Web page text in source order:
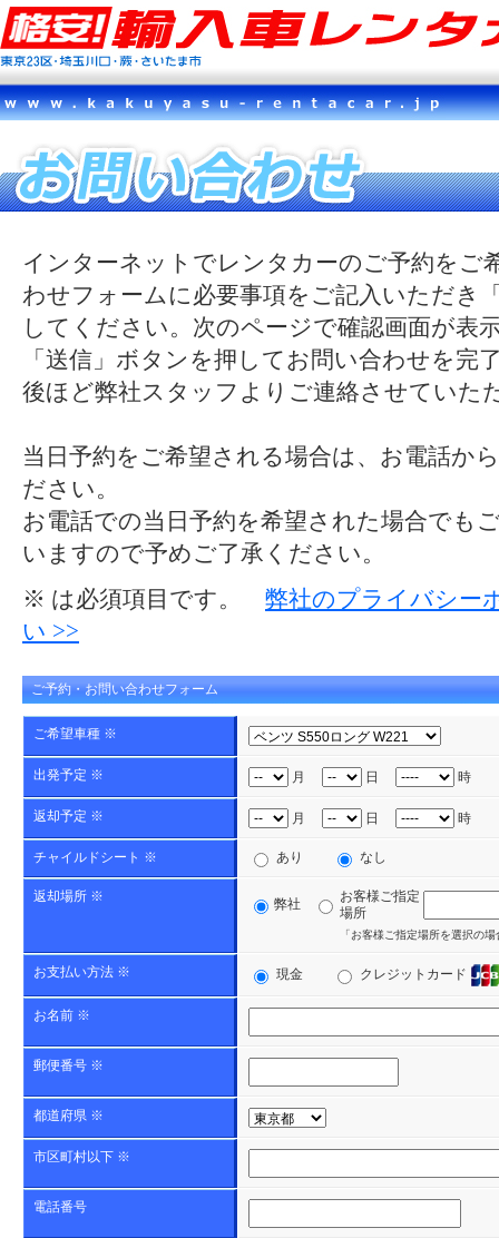
インターネットでレンタカーのご予約をご
わせフォームに必要事項をご記入いただき
してください。次のページで確認画面が表
「送信」ボタンを押してお問い合わせを完
後ほど弊社スタッフよりご連絡させていた
当日予約をご希望される場合は、お電話か
ださい。
お電話での当日予約を希望された場合でも
いますので予めご了承ください。
※ は必須項目です。 弊社のプライバシー
い >>
ご予約・お問い合わせフォーム
ご希望車種 ※
出発予定 ※ 月 日 時
返却予定 ※ 月 日 時
チャイルドシート ※ あり なし
返却場所 ※ 弊社
お客様ご指定
場所
「お客様ご指定場所を選択の
お支払い方法 ※ 現金 クレジットカード
お名前 ※
郵便番号 ※
都道府県 ※
市区町村以下 ※
電話番号